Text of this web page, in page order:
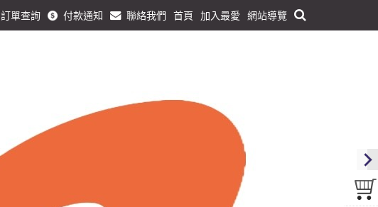
訂單查詢 付款通知 聯絡我們 首頁 加入最愛 網站導覽